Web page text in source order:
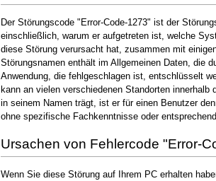
Der Störungscode "Error-Code-1273" ist der
einschließlich, warum er aufgetreten ist, welche
diese Störung verursacht hat, zusammen mit
Störungsnamen enthält im Allgemeinen Daten, die
Anwendung, die fehlgeschlagen ist, entschlüsselt
kann an vielen verschiedenen Standorten
in seinem Namen trägt, ist er für einen Benutzer
ohne spezifische Fachkenntnisse oder
Ursachen von Fehlercode "Error-
Wenn Sie diese Störung auf Ihrem PC erhalten